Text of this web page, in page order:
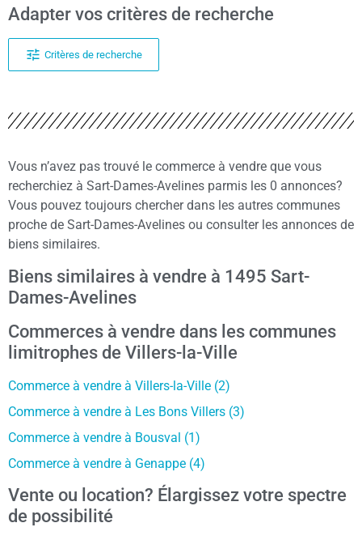
Adapter vos critères de recherche
Critères de recherche
Vous n’avez pas trouvé le commerce à vendre que vous
recherchiez à Sart-Dames-Avelines parmis les 0 annonces?
Vous pouvez toujours chercher dans les autres communes
proche de Sart-Dames-Avelines ou consulter les annonces de
biens similaires.
Biens similaires à vendre à 1495 Sart-
Dames-Avelines
Commerces à vendre dans les communes
limitrophes de Villers-la-Ville
Commerce à vendre à Villers-la-Ville (2)
Commerce à vendre à Les Bons Villers (3)
Commerce à vendre à Bousval (1)
Commerce à vendre à Genappe (4)
Vente ou location? Élargissez votre spectre
de possibilité